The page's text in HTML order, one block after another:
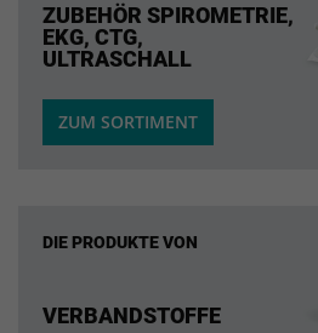
ZUBEHÖR SPIROMETRIE,
EKG, CTG,
ULTRASCHALL
ZUM SORTIMENT
DIE PRODUKTE VON
VERBANDSTOFFE